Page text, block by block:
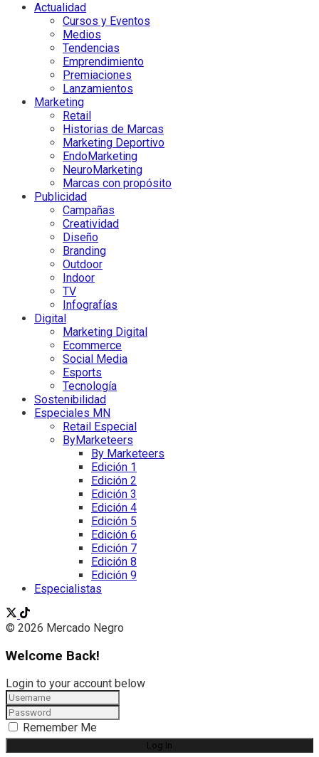
Actualidad
Cursos y Eventos
Medios
Tendencias
Emprendimiento
Premiaciones
Lanzamientos
Marketing
Retail
Historias de Marcas
Marketing Deportivo
EndoMarketing
NeuroMarketing
Marcas con propósito
Publicidad
Campañas
Creatividad
Diseño
Branding
Outdoor
Indoor
TV
Infografías
Digital
Marketing Digital
Ecommerce
Social Media
Esports
Tecnología
Sostenibilidad
Especiales MN
Retail Especial
ByMarketeers
By Marketeers
Edición 1
Edición 2
Edición 3
Edición 4
Edición 5
Edición 6
Edición 7
Edición 8
Edición 9
Especialistas
© 2026 Mercado Negro
Welcome Back!
Login to your account below
Remember Me